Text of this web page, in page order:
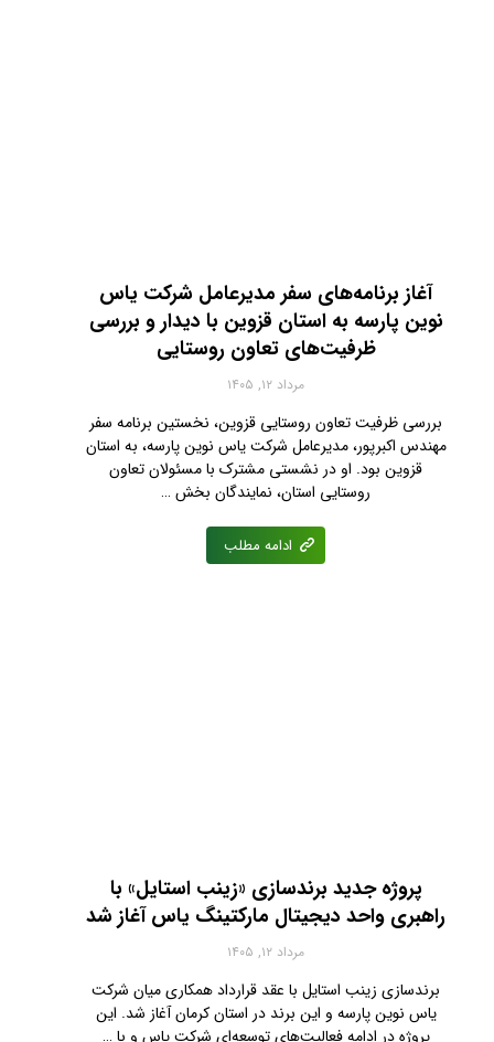
آغاز برنامه‌های سفر مدیرعامل شرکت یاس
نوین پارسه به استان قزوین با دیدار و بررسی
ظرفیت‌های تعاون روستایی
مرداد ۱۲, ۱۴۰۵
بررسی ظرفیت تعاون روستایی قزوین، نخستین برنامه سفر
مهندس اکبرپور، مدیرعامل شرکت یاس نوین پارسه، به استان
قزوین بود. او در نشستی مشترک با مسئولان تعاون
روستایی استان، نمایندگان بخش …
ادامه مطلب
پروژه جدید برندسازی «زینب استایل» با
راهبری واحد دیجیتال مارکتینگ یاس آغاز شد
مرداد ۱۲, ۱۴۰۵
برندسازی زینب استایل با عقد قرارداد همکاری میان شرکت
یاس نوین پارسه و این برند در استان کرمان آغاز شد. این
پروژه در ادامه فعالیت‌های توسعه‌ای شرکت یاس و با …